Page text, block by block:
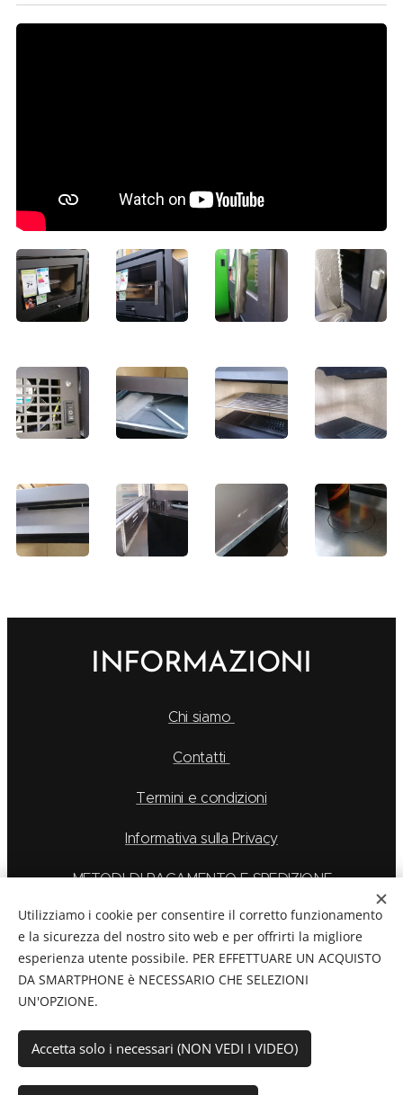
INFORMAZIONI
Chi siamo
Contatti
Termini e condizioni
Informativa sulla Privacy
METODI DI PAGAMENTO E SPEDIZIONE
La Feu S.r.l. via Caduti Delle Alpi Apuane 6, Borgo San
Utilizziamo i cookie per consentire il corretto funzionamento
e la sicurezza del nostro sito web e per offrirti la migliore
esperienza utente possibile. PER EFFETTUARE UN ACQUISTO
DA SMARTPHONE è NECESSARIO CHE SELEZIONI
UN'OPZIONE.
Accetta solo i necessari (NON VEDI I VIDEO)